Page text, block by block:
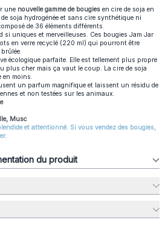
une nouvelle gamme de bougies en cire de soja en
soja hydrogénée et sans cire synthétique ni
de 36 éléments différents.
si uniques et merveilleuses. Ces bougies Jam Jar
en verre recyclé (220 ml) qui pourront être
écologique parfaite. Elle est tellement plus propre
plus cher mais ça vaut le coup. La cire de soja
en moins.
un parfum magnifique et laissent un résidu de
et non testées sur les animaux.
Musc
et attentionné. Si vous vendez des bougies,
du produit